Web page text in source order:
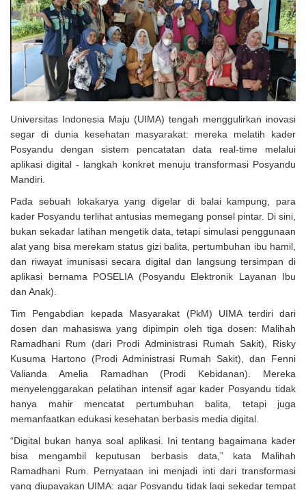
Uji Coba Program NADI JKN
Universitas Indonesia Maju (UIMA) tengah menggulirkan inovasi
segar di dunia kesehatan masyarakat: mereka melatih kader
Posyandu dengan sistem pencatatan data real-time melalui
aplikasi digital - langkah konkret menuju transformasi Posyandu
Mandiri.
Pada sebuah lokakarya yang digelar di balai kampung, para
kader Posyandu terlihat antusias memegang ponsel pintar. Di sini,
bukan sekadar latihan mengetik data, tetapi simulasi penggunaan
alat yang bisa merekam status gizi balita, pertumbuhan ibu hamil,
dan riwayat imunisasi secara digital dan langsung tersimpan di
aplikasi bernama POSELIA (Posyandu Elektronik Layanan Ibu
dan Anak).
Tim Pengabdian kepada Masyarakat (PkM) UIMA terdiri dari
dosen dan mahasiswa yang dipimpin oleh tiga dosen: Malihah
Ramadhani Rum (dari Prodi Administrasi Rumah Sakit), Risky
Kusuma Hartono (Prodi Administrasi Rumah Sakit), dan Fenni
Valianda Amelia Ramadhan (Prodi Kebidanan). Mereka
menyelenggarakan pelatihan intensif agar kader Posyandu tidak
hanya mahir mencatat pertumbuhan balita, tetapi juga
memanfaatkan edukasi kesehatan berbasis media digital.
“Digital bukan hanya soal aplikasi. Ini tentang bagaimana kader
bisa mengambil keputusan berbasis data,” kata Malihah
Ramadhani Rum. Pernyataan ini menjadi inti dari transformasi
yang diupayakan UIMA: agar Posyandu tidak lagi sekedar tempat